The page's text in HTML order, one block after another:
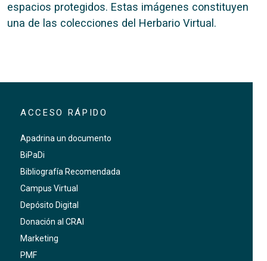
espacios protegidos. Estas imágenes constituyen
una de las colecciones del Herbario Virtual.
ACCESO RÁPIDO
Apadrina un documento
BiPaDi
Bibliografía Recomendada
Campus Virtual
Depósito Digital
Donación al CRAI
Marketing
PMF